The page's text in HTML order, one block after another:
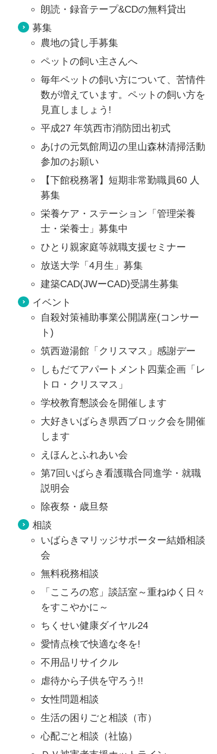
朗読・録音テープ&CDの無料貸出
募集
農地の貸し手募集
ペットの飼い主さんへ
毎年ペットの飼い方について、苦情件
数が増えています。ペットの飼い方を
見直しましょう!
平成27 年筑西市消防団出初式
あけの元気館周辺の里山森林清掃活動
参加のお願い
【下館税務署】短期非常勤職員60 人
募集
栄養ケア・ステーション「管理栄養
士・栄養士」募集中
ひとり親家庭等就職支援セミナー
放送大学「4月生」募集
建築CAD(JWーCAD)受講生募集
イベント
自殺対策補助事業公開講座(コンサー
ト)
筑西遊湯館「クリスマス」感謝デー
しもだてアパートメント四葉企画「レ
トロ・クリスマス」
学校教育懇談会を開催します
大好きいばらき県西ブロック会を開催
します
えほんとふれあい会
第7回いばらき看護職合同進学・就職
説明会
除夜祭・歳旦祭
相談
いばらきマリッジサポーター結婚相談
会
無料税務相談
「こころの窓」談話室～重ねゆく日々
をすこやかに～
ちくせい健康ダイヤル24
愛情点検で快適な冬を!
不用品リサイクル
虐待から子供を守ろう!!
女性問題相談
生活の困りごと相談（市）
心配ごと相談（社協）